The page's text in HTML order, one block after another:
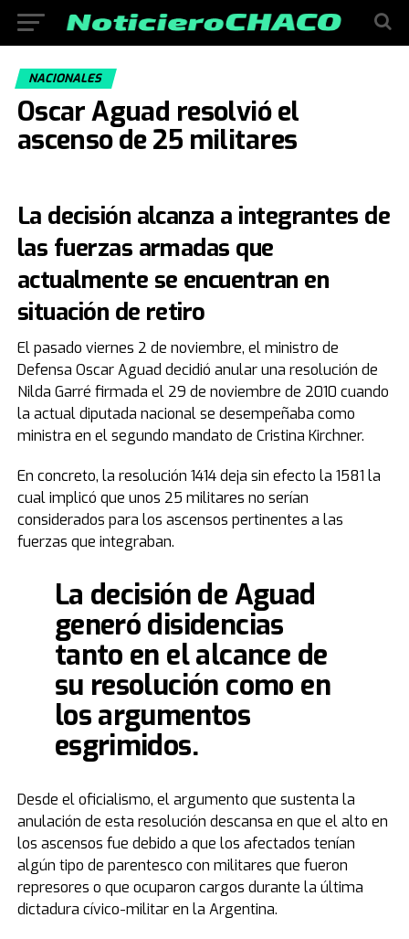
NACIONALES
Oscar Aguad resolvió el
ascenso de 25 militares
La decisión alcanza a integrantes de
las fuerzas armadas que
actualmente se encuentran en
situación de retiro
El pasado viernes 2 de noviembre, el ministro de
Defensa Oscar Aguad decidió anular una resolución de
Nilda Garré firmada el 29 de noviembre de 2010 cuando
la actual diputada nacional se desempeñaba como
ministra en el segundo mandato de Cristina Kirchner.
En concreto, la resolución 1414 deja sin efecto la 1581 la
cual implicó que unos 25 militares no serían
considerados para los ascensos pertinentes a las
fuerzas que integraban.
La decisión de Aguad
generó disidencias
tanto en el alcance de
su resolución como en
los argumentos
esgrimidos.
Desde el oficialismo, el argumento que sustenta la
anulación de esta resolución descansa en que el alto en
los ascensos fue debido a que los afectados tenían
algún tipo de parentesco con militares que fueron
represores o que ocuparon cargos durante la última
dictadura cívico-militar en la Argentina.